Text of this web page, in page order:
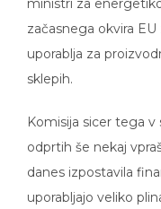
začasnega okvira
uporablja za
sklepih.
odprtih še nekaj
danes izpostavila
uporabljajo veliko